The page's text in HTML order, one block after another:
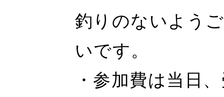
釣りのないよう
いです。
・参加費は当日